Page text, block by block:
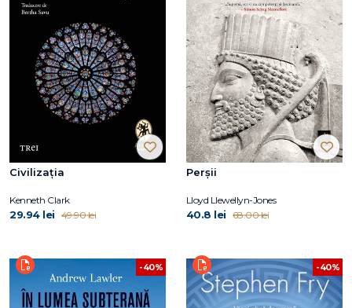
Civilizația
Kenneth Clark
29.94 lei 49.90 lei
Perșii
Lloyd Llewellyn-Jones
40.8 lei 68.00 lei
-40% -40%